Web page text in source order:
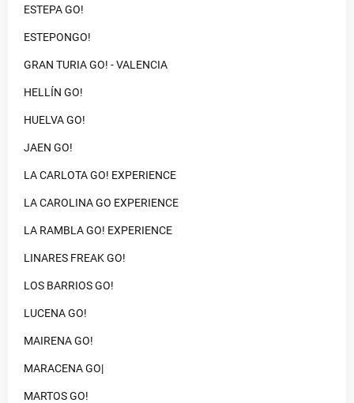
ESTEPA GO!
ESTEPONGO!
GRAN TURIA GO! - VALENCIA
HELLÍN GO!
HUELVA GO!
JAEN GO!
LA CARLOTA GO! EXPERIENCE
LA CAROLINA GO EXPERIENCE
LA RAMBLA GO! EXPERIENCE
LINARES FREAK GO!
LOS BARRIOS GO!
LUCENA GO!
MAIRENA GO!
MARACENA GO|
MARTOS GO!